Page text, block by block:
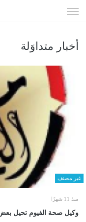
الى
أخبار متداوَلة
غير مصنف
منذ 11 شهرًا